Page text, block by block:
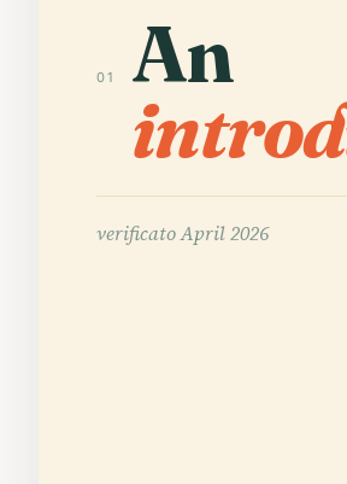
01 An
verificatoApril 2026